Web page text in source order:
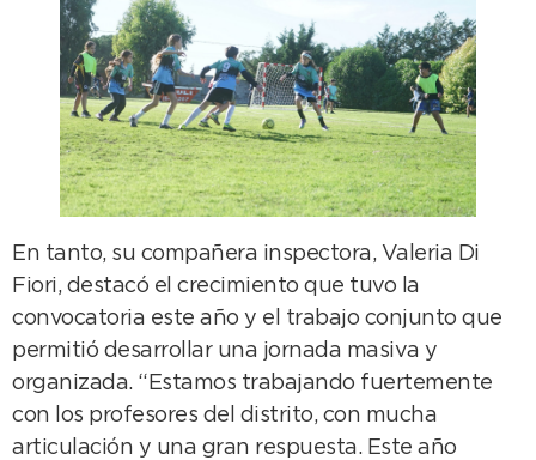
En tanto, su compañera inspectora, Valeria Di
Fiori, destacó el crecimiento que tuvo la
convocatoria este año y el trabajo conjunto que
permitió desarrollar una jornada masiva y
organizada. “Estamos trabajando fuertemente
con los profesores del distrito, con mucha
articulación y una gran respuesta. Este año